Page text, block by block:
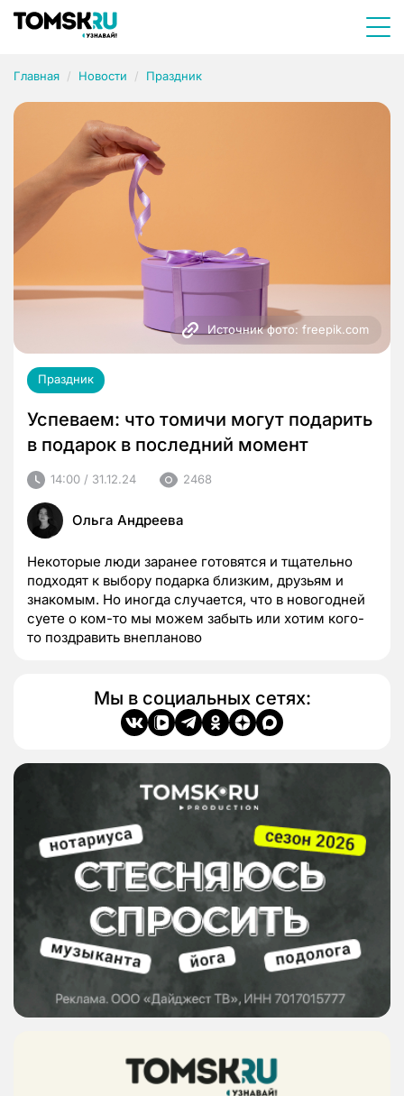
Главная Новости Праздник
Источник фото: freepik.com
Праздник
Успеваем: что томичи могут подарить
в подарок в последний момент
14:00 / 31.12.24 2468
Ольга Андреева
Некоторые люди заранее готовятся и тщательно
подходят к выбору подарка близким, друзьям и
знакомым. Но иногда случается, что в новогодней
суете о ком-то мы можем забыть или хотим кого-
то поздравить внепланово
Мы в социальных сетях: